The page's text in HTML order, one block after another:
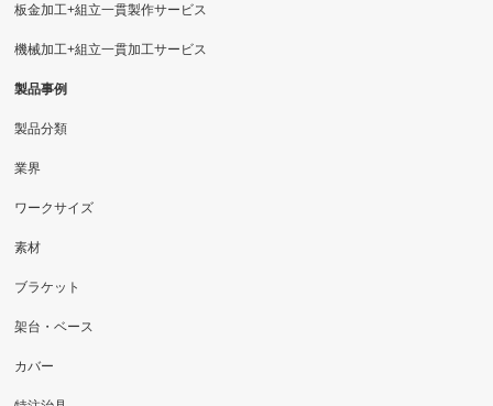
板金加工+組立一貫製作サービス
機械加工+組立一貫加工サービス
製品事例
製品分類
業界
ワークサイズ
素材
ブラケット
架台・ベース
カバー